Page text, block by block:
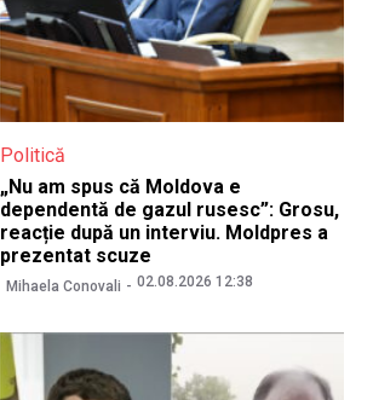
Politică
„Nu am spus că Moldova e
dependentă de gazul rusesc”: Grosu,
reacție după un interviu. Moldpres a
prezentat scuze
Mihaela Conovali 02.08.2026 12:38